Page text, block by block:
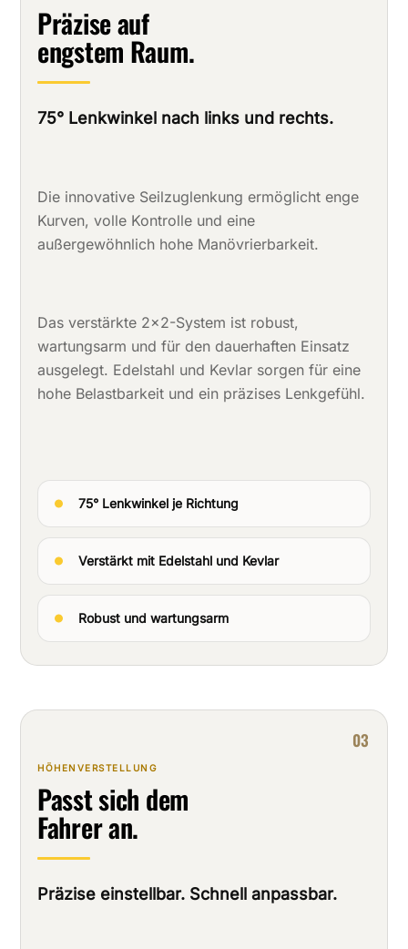
Präzise auf
engstem Raum.
75° Lenkwinkel nach links und rechts.
Die innovative Seilzuglenkung ermöglicht enge
Kurven, volle Kontrolle und eine
außergewöhnlich hohe Manövrierbarkeit.
Das verstärkte 2×2-System ist robust,
wartungsarm und für den dauerhaften Einsatz
ausgelegt. Edelstahl und Kevlar sorgen für eine
hohe Belastbarkeit und ein präzises Lenkgefühl.
75° Lenkwinkel je Richtung
Verstärkt mit Edelstahl und Kevlar
Robust und wartungsarm
03
HÖHENVERSTELLUNG
Passt sich dem
Fahrer an.
Präzise einstellbar. Schnell anpassbar.